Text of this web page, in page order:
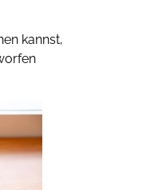
kannst,